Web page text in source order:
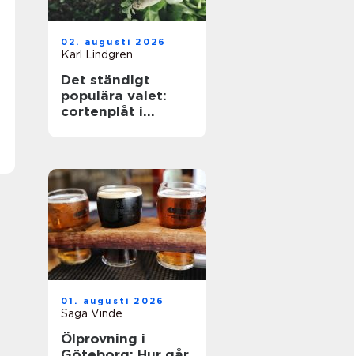
02. augusti 2026
Karl Lindgren
Det ständigt
populära valet:
cortenplåt i
01. augusti 2026
Saga Vinde
Ölprovning i